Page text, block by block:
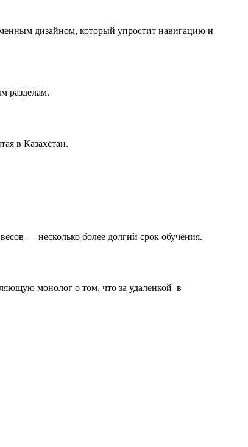
дизайном, который упростит навигацию и
разделам.
в Казахстан.
— несколько более долгий срок обучения.
монолог о том, что за удаленкой в